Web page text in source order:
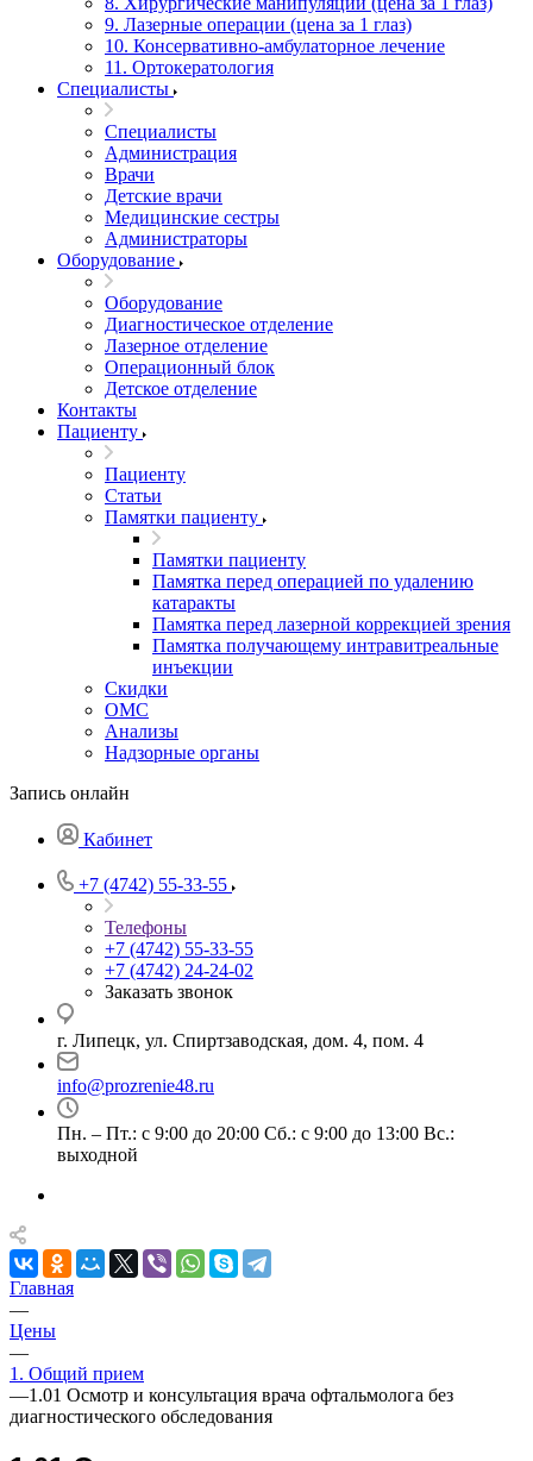
9. Лазерные операции (цена за 1 глаз)
10. Консервативно-амбулаторное лечение
11. Ортокератология
Специалисты
Специалисты
Администрация
Врачи
Детские врачи
Медицинские сестры
Администраторы
Оборудование
Оборудование
Диагностическое отделение
Лазерное отделение
Операционный блок
Детское отделение
Контакты
Пациенту
Пациенту
Статьи
Памятки пациенту
Памятки пациенту
Памятка перед операцией по удалению
катаракты
Памятка перед лазерной коррекцией зрения
Памятка получающему интравитреальные
инъекции
Скидки
ОМС
Анализы
Надзорные органы
Запись онлайн
Кабинет
+7 (4742) 55-33-55
Телефоны
+7 (4742) 55-33-55
+7 (4742) 24-24-02
Заказать звонок
г. Липецк, ул. Спиртзаводская, дом. 4, пом. 4
info@prozrenie48.ru
Пн. – Пт.: с 9:00 до 20:00 Сб.: с 9:00 до 13:00 Вс.:
выходной
Главная
—
Цены
—
1. Общий прием
—1.01 Осмотр и консультация врача офтальмолога без
диагностического обследования